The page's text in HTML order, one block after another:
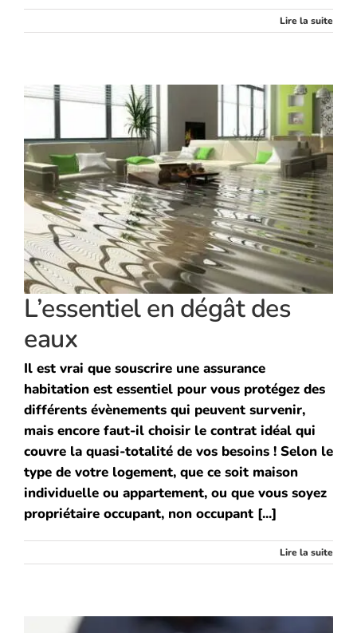
Lire la suite
L’essentiel en dégât des
eaux
Il est vrai que souscrire une assurance
habitation est essentiel pour vous protégez des
différents évènements qui peuvent survenir,
mais encore faut-il choisir le contrat idéal qui
couvre la quasi-totalité de vos besoins ! Selon le
type de votre logement, que ce soit maison
individuelle ou appartement, ou que vous soyez
propriétaire occupant, non occupant [...]
Lire la suite